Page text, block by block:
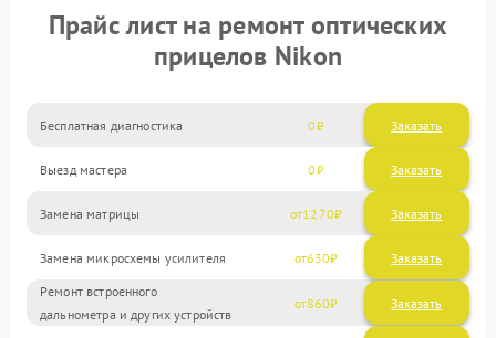
Прайс лист на ремонт оптических
прицелов Nikon
Бесплатная диагностика 0 Заказать
Выезд мастера 0 Заказать
Замена матрицы 1270
Замена микросхемы усилителя 630
Ремонт встроенного
дальнометра и других устройств
860